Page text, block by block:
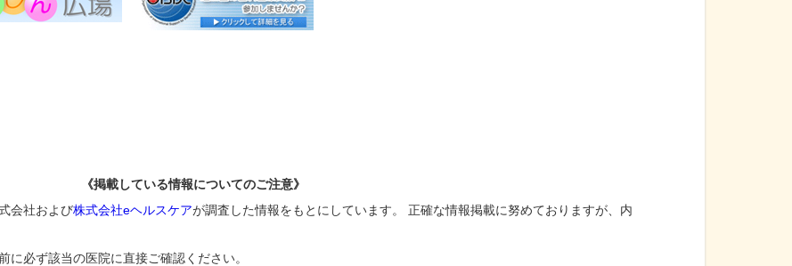
《掲載している情報についてのご注意》
会社および株式会社eヘルスケアが調査した情報をもとにしています。 正確な情報掲載に努めておりますが、内
必ず該当の医院に直接ご確認ください。